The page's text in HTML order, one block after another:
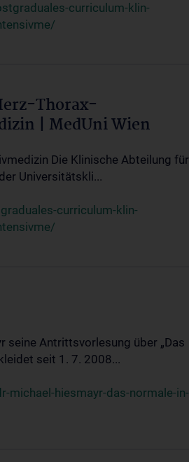
curriculum-klin-
Thorax-
| MedUni Wien
Die Klinische Abteilung für
Universitätskli...
curriculum-klin-
seine Antrittsvorlesung über „Das
seit 1. 7. 2008...
hiesmayr-das-normale-in-